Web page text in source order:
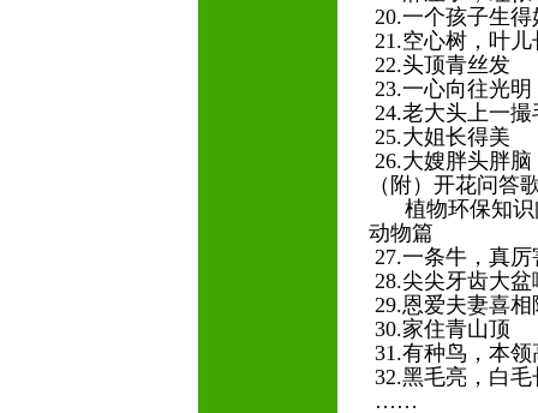
20.一个孩子生
21.空心树，叶
22.头顶青丝发
23.一心向往光明
24.老大头上一
25.大姐长得美
26.大嫂胖头胖脑
（附）开花问答
植物环保知识
动物篇
27.一条牛，真
28.尖尖牙齿大
29.恩爱夫妻喜
30.家住青山顶
31.有种鸟，本
32.黑毛亮，白
……